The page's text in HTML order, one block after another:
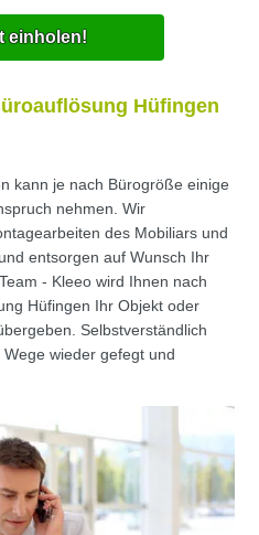
einholen!
Hüfingen
kann je nach Bürogröße einige
nehmen. Wir
des Mobiliars und
entsorgen auf Wunsch Ihr
- Kleeo wird Ihnen nach
Hüfingen Ihr Objekt oder
Selbstverständlich
wieder gefegt und